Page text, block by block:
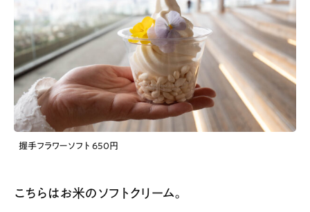
握手フラワーソフト 650円
こちらはお米のソフトクリーム。